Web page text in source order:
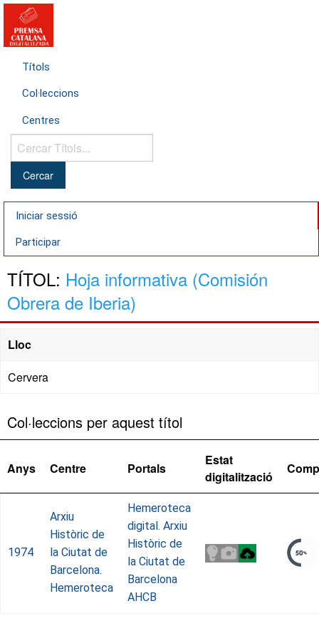
Títols
Col·leccions
Centres
Cercar
Títols...
Iniciar sessió
Participar
TÍTOL: Hoja informativa (Comisión
Obrera de Iberia)
Lloc
Cervera
Col·leccions per aquest títol
Anys Centre Portals
Estat
digitalització
1974
Arxiu
Històric de
la Ciutat de
Barcelona.
Hemeroteca
Hemeroteca
digital. Arxiu
Històric de
la Ciutat de
Barcelona
AHCB